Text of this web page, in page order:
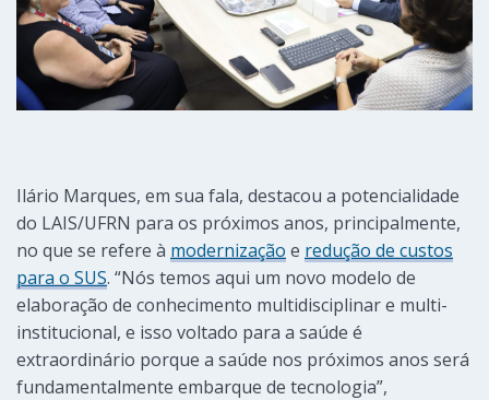
Ilário Marques, em sua fala, destacou a potencialidade
do LAIS/UFRN para os próximos anos, principalmente,
no que se refere à modernização e redução de custos
para o SUS. “Nós temos aqui um novo modelo de
elaboração de conhecimento multidisciplinar e multi-
institucional, e isso voltado para a saúde é
extraordinário porque a saúde nos próximos anos será
fundamentalmente embarque de tecnologia”,